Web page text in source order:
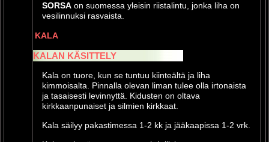
SORSA on suomessa yleisin riistalintu, jonka liha on
vesilinnuksi rasvaista.
KALA
KALAN KÄSITTELY
Kala on tuore, kun se tuntuu kiinteältä ja liha
kimmoisalta. Pinnalla olevan liman tulee olla irtonaista
ja tasaisesti levinnyttä. Kidusten on oltava
kirkkaanpunaiset ja silmien kirkkaat.
Kala säilyy pakastimessa 1-2 kk ja jääkaapissa 1-2 vrk.